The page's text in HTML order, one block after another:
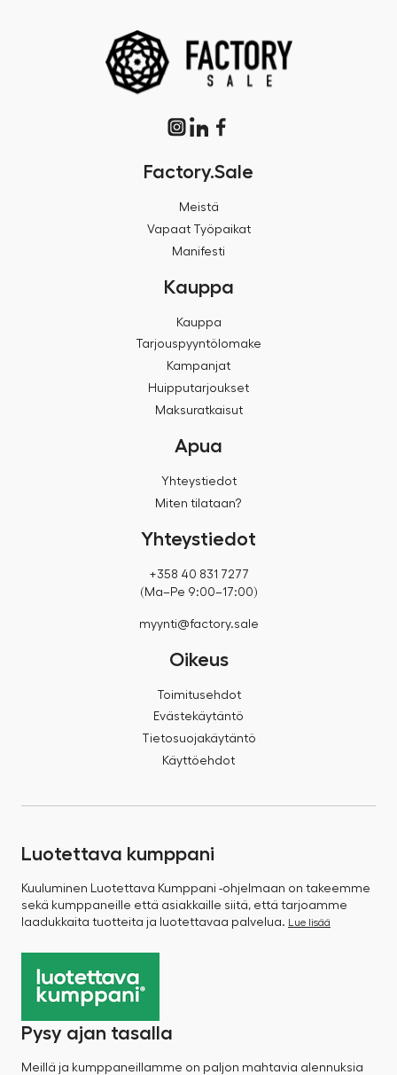
Factory.Sale
Meistä
Vapaat Työpaikat
Manifesti
Kauppa
Kauppa
Tarjouspyyntölomake
Kampanjat
Huipputarjoukset
Maksuratkaisut
Apua
Yhteystiedot
Miten tilataan?
Yhteystiedot
+358 40 831 7277
(Ma–Pe 9:00–17:00)
myynti@factory.sale
Oikeus
Toimitusehdot
Evästekäytäntö
Tietosuojakäytäntö
Käyttöehdot
Luotettava kumppani
Kuuluminen Luotettava Kumppani -ohjelmaan on takeemme
sekä kumppaneille että asiakkaille siitä, että tarjoamme
laadukkaita tuotteita ja luotettavaa palvelua. Lue lisää
Pysy ajan tasalla
Meillä ja kumppaneillamme on paljon mahtavia alennuksia